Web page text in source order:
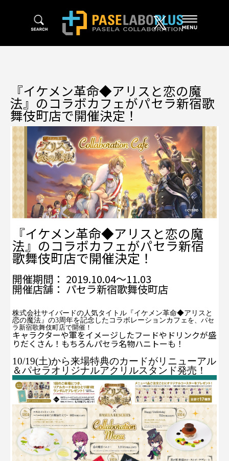
『イケメン革命◆アリスと恋の魔
法』のコラボカフェがパセラ新宿歌
舞伎町店で開催決定！
『イケメン革命◆アリスと恋の魔
法』のコラボカフェがパセラ新宿
歌舞伎町店で開催決定！
開催期間： 2019.10.04～11.03
開催店舗： パセラ新宿歌舞伎町店
株式会社サイバードの人気タイトル『イケメン革命◆アリスと
恋の魔法』の3周年を記念したコラボレーションカフェ を、パセ
ラ新宿歌舞伎町店で開催！
キャラクターや軍をイメージしたフードやドリンクが盛
りだくさん！もちろんパセラ名物ハニトーも！
10/19(土)から来場特典のカードがリニューアル
＆パセラオリジナルアクリルスタンド発売！